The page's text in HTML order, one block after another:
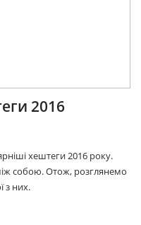
2016
хештеги 2016 року.
собою. Отож, розглянемо
з них.